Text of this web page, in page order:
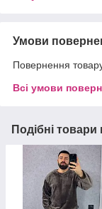
Умови
Повернення
Всі умови
Подібні товари